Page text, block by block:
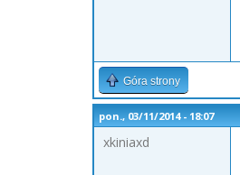
Góra strony
pon., 03/11/2014 - 18:07
xkiniaxd